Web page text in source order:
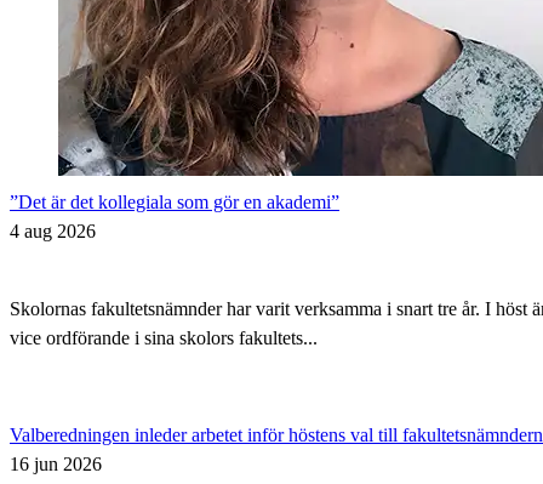
”Det är det kollegiala som gör en akademi”
4 aug 2026
Skolornas fakultetsnämnder har varit verksamma i snart tre år. I
vice ordförande i sina skolors fakultets...
Valberedningen inleder arbetet inför höstens val till
16 jun 2026